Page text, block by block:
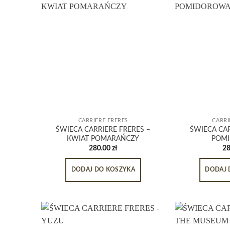
CARRIERE FRERES
ŚWIECA CARRIERE FRERES –
KWIAT POMARAŃCZY
280.00 zł
DODAJ DO KOSZYKA
ŚWIECA
DODAJ